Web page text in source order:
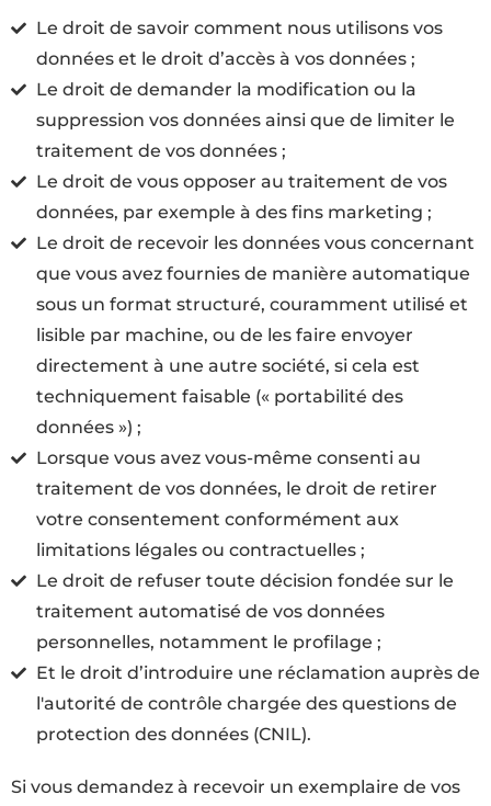
Le droit de savoir comment nous utilisons vos
données et le droit d’accès à vos données ;
Le droit de demander la modification ou la
suppression vos données ainsi que de limiter le
traitement de vos données ;
Le droit de vous opposer au traitement de vos
données, par exemple à des fins marketing ;
Le droit de recevoir les données vous concernant
que vous avez fournies de manière automatique
sous un format structuré, couramment utilisé et
lisible par machine, ou de les faire envoyer
directement à une autre société, si cela est
techniquement faisable (« portabilité des
données ») ;
Lorsque vous avez vous-même consenti au
traitement de vos données, le droit de retirer
votre consentement conformément aux
limitations légales ou contractuelles ;
Le droit de refuser toute décision fondée sur le
traitement automatisé de vos données
personnelles, notamment le profilage ;
Et le droit d’introduire une réclamation auprès de
l'autorité de contrôle chargée des questions de
protection des données (CNIL).
Si vous demandez à recevoir un exemplaire de vos